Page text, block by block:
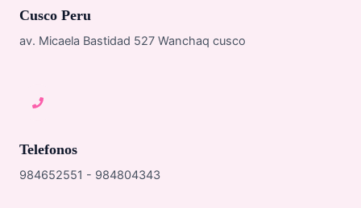
Cusco Peru
av. Micaela Bastidad 527 Wanchaq cusco
Telefonos
984652551 - 984804343